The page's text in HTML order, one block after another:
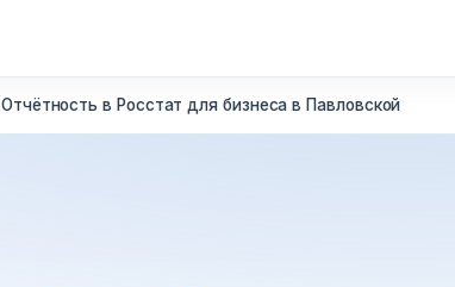
Отчётность в Росстат для бизнеса в Павловской